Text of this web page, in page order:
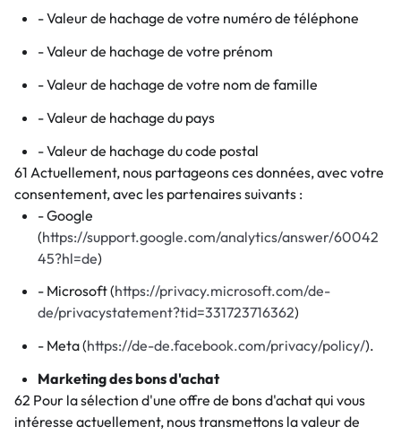
- Valeur de hachage de votre numéro de téléphone
- Valeur de hachage de votre prénom
- Valeur de hachage de votre nom de famille
- Valeur de hachage du pays
- Valeur de hachage du code postal
61 Actuellement, nous partageons ces données, avec votre
consentement, avec les partenaires suivants :
- Google
(https://support.google.com/analytics/answer/60042
45?hl=de)
- Microsoft (https://privacy.microsoft.com/de-
de/privacystatement?tid=331723716362)
- Meta (https://de-de.facebook.com/privacy/policy/).
Marketing des bons d'achat
62 Pour la sélection d'une offre de bons d'achat qui vous
intéresse actuellement, nous transmettons la valeur de